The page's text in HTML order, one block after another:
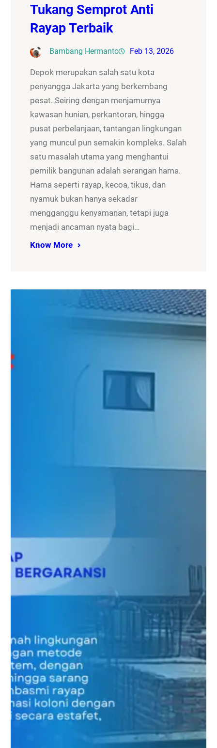
Tukang Semprot Anti
Rayap Terbaik
Bambang Hermanto Feb 13, 2026
Depok merupakan salah satu kota
penyangga Jakarta yang berkembang
pesat. Seiring dengan menjamurnya
kawasan hunian, perkantoran, hingga
pusat perbelanjaan, tantangan lingkungan
yang muncul pun semakin kompleks. Salah
satu masalah utama yang menghantui
pemilik bangunan adalah serangan hama.
Hama seperti rayap, kecoa, tikus, dan
nyamuk bukan hanya sekadar
mengganggu kenyamanan, tetapi juga
menjadi ancaman nyata bagi…
Know More